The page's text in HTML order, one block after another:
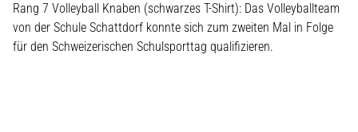
Rang 7 Volleyball Knaben (schwarzes T-Shirt): Das Volleyballteam
von der Schule Schattdorf konnte sich zum zweiten Mal in Folge
für den Schweizerischen Schulsporttag qualifizieren.